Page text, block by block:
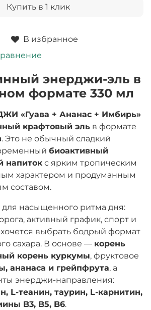
В избранное
Купить в 1 клик
энерджи-эль в
формате 330 мл
«Гуава + Ананас + Имбирь»
крафтовый эль в формате
. Это не обычный сладкий
биоактивный
напиток с ярким тропическим
характером и продуманным
составом.
для насыщенного ритма дня:
активный график, спорт и
выбрать бодрый формат
сахара. В основе — корень
корень куркумы, фруктовое
ананаса и грейпфрута, а
энерджи-направления:
L-теанин, таурин, L-карнитин,
B3, B5, B6.